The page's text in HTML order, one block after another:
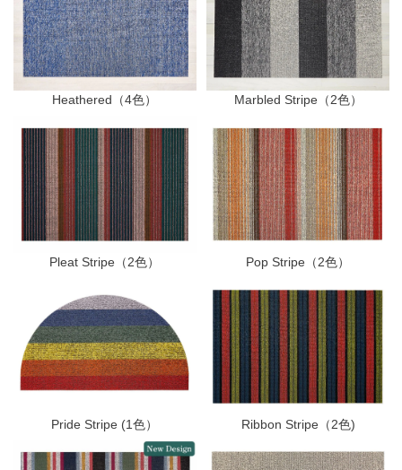
Heathered（4色） Marbled Stripe（2色）
Pleat Stripe（2色） Pop Stripe（2色）
Pride Stripe (1色） Ribbon Stripe（2色)